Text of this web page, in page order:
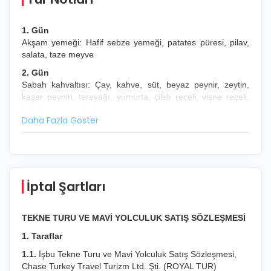
1. Gün
Akşam yemeği: Hafif sebze yemeği, patates püresi, pilav,
salata, taze meyve
2. Gün
Sabah kahvaltısı: Çay, kahve, süt, beyaz peynir, zeytin,
kaşar peyniri, tereyağı, yumurta, çilek reçeli, vişne reçeli,
Öğle yemeği: Yoğurtlu karışık sebze kızartması, etli
bezelye, salata
kaşar peyniri, tereyağı, yumurta, çilek reçeli, vişne reçeli,
Öğle yemeği: İzmir köfte, makarna, salata
Akşam yemeği: Kızarmış tavuk, pilav, salata, meyve
4. Gün
Sabah kahvaltısı: Çay, kahve, süt, beyaz peynir, zeytin,
kaşar peyniri, tereyağı, yumurta, çilek reçeli, vişne reçeli,
İptal Şartları
TEKNE TURU VE MAVİ YOLCULUK SATIŞ SÖZLEŞMESİ
1. Taraflar
1.1. İşbu Tekne Turu ve Mavi Yolculuk Satış Sözleşmesi,
Chase Turkey Travel Turizm Ltd. Şti. (ROYAL TUR)